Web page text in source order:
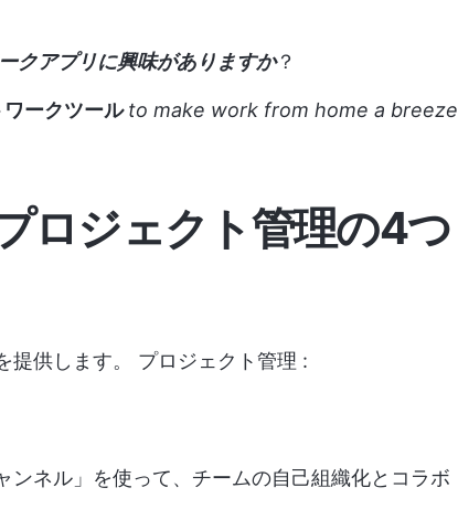
クアプリに興味がありますか？
ークツール to make work from home a breeze
ロジェクト管理の4つ
供します。 プロジェクト管理 :
ネル」を使って、チームの自己組織化とコラボ